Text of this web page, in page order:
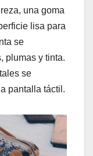
una goma
lisa para
se
plumas y tinta.
se
pantalla táctil.